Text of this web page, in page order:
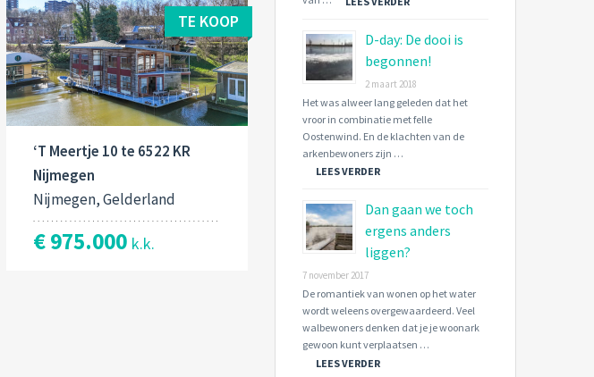
TE KOOP
‘T Meertje 10 te 6522 KR
Nijmegen
Nijmegen, Gelderland
€ 975.000 k.k.
D-day: De dooi is
begonnen!
2 maart 2018
Het was alweer lang geleden dat het
vroor in combinatie met felle
Oostenwind. En de klachten van de
arkenbewoners zijn …
LEES VERDER
Dan gaan we toch
ergens anders
liggen?
7 november 2017
De romantiek van wonen op het water
wordt weleens overgewaardeerd. Veel
walbewoners denken dat je je woonark
gewoon kunt verplaatsen …
LEES VERDER